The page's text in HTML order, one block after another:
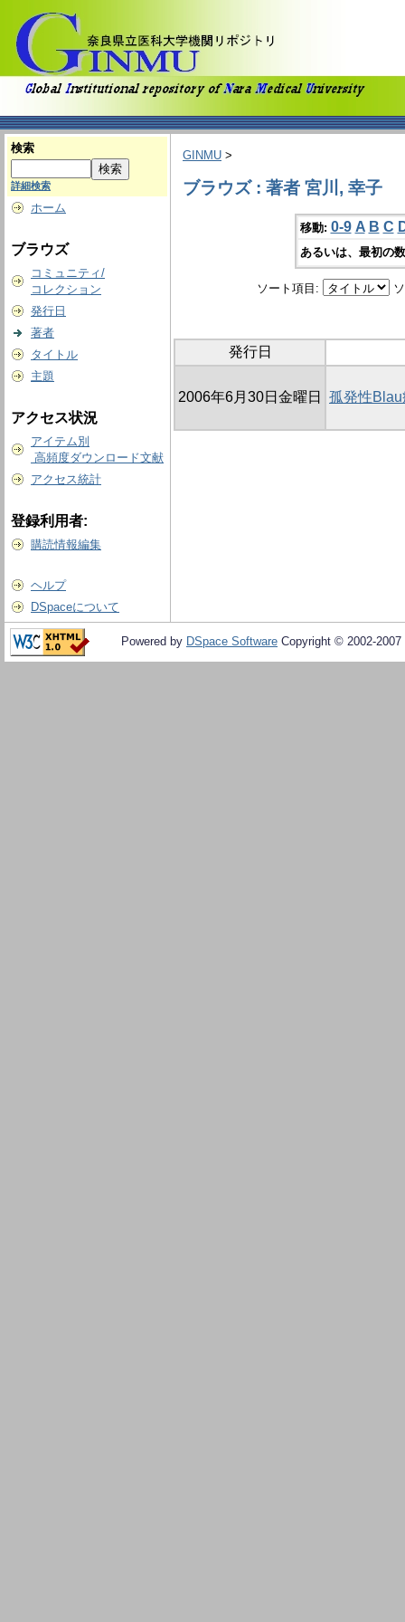
検索
詳細検索
ホーム
ブラウズ
コミュニティ/
コレクション
発行日
著者
タイトル
主題
アクセス状況
アイテム別
高頻度ダウンロード文献
アクセス統計
登録利用者:
購読情報編集
ヘルプ
DSpaceについて
GINMU >
ブラウズ : 著者 宮川, 幸子
移動: 0-9 A B C
あるいは、最初の
ソート項目:
発行日
2006年6月30日金曜日 孤発性
Powered by DSpace Software Copyright © 2002-2007